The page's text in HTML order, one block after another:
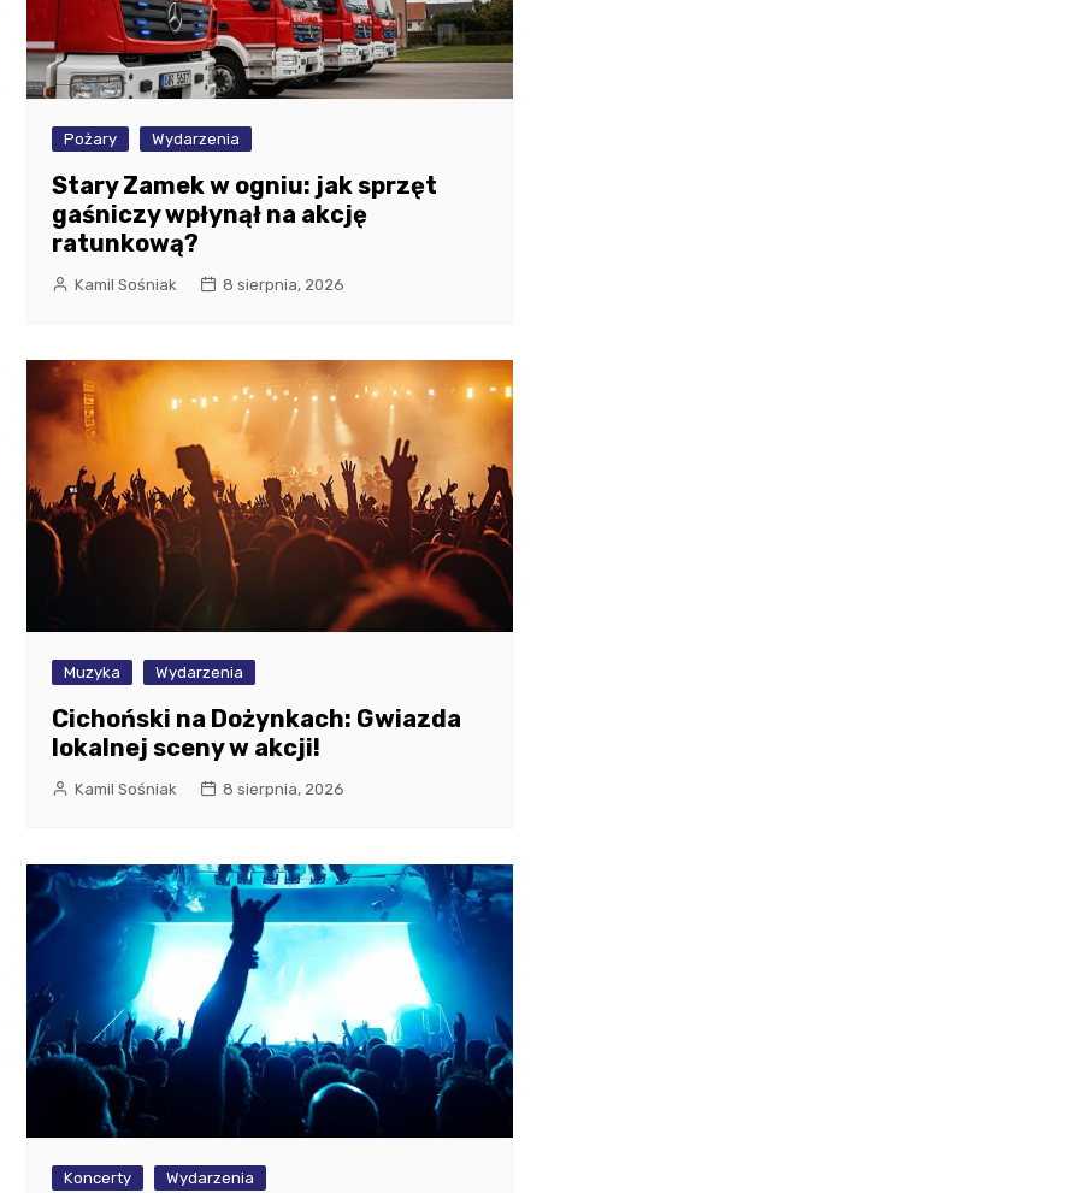
Pożary Wydarzenia
Stary Zamek w ogniu: jak sprzęt
gaśniczy wpłynął na akcję
ratunkową?
Kamil Sośniak 8 sierpnia, 2026
Muzyka Wydarzenia
Cichoński na Dożynkach: Gwiazda
lokalnej sceny w akcji!
Kamil Sośniak 8 sierpnia, 2026
Koncerty Wydarzenia